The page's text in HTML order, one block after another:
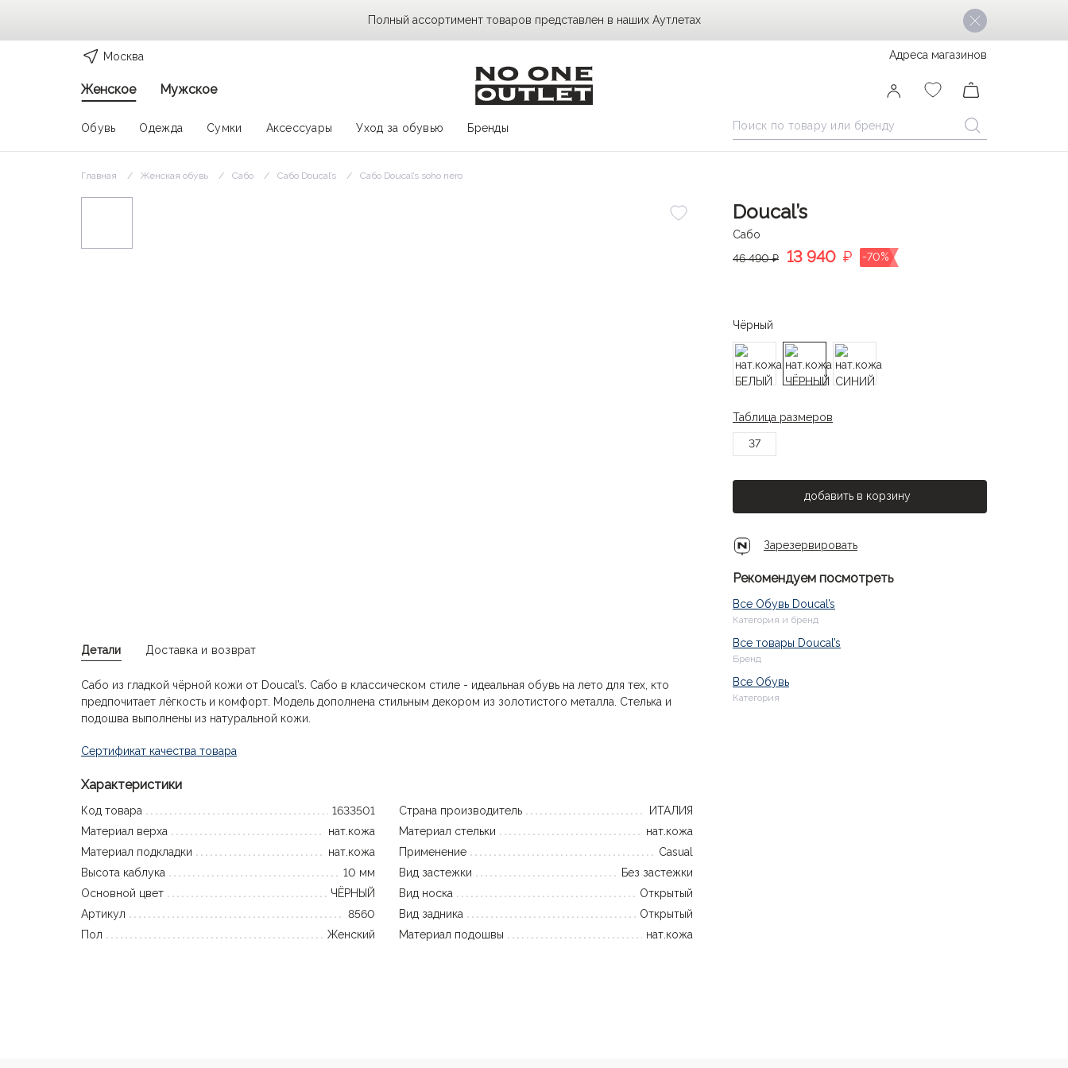
Главная Женская обувь Сабо Сабо Doucal’s Сабо Doucal’s soho nero
Doucal’s
Сабо
46 490 ₽
13 940 ₽ -70%
Чёрный
Таблица размеров
37
добавить в корзину
Зарезервировать
Рекомендуем посмотреть
Все Обувь Doucal’s
Категория и бренд
Все товары Doucal’s
Бренд
Все Обувь
Категория
Детали Доставка и возврат
Сабо из гладкой чёрной кожи от Doucal’s. Сабо в классическом стиле - идеальная обувь на лето для тех, кто
предпочитает лёгкость и комфорт. Модель дополнена стильным декором из золотистого металла. Стелька и
подошва выполнены из натуральной кожи.
Сертификат качества товара
Характеристики
Код товара
1633501
Материал верха
нат.кожа
Материал подкладки
нат.кожа
Высота каблука
10 мм
Основной цвет
ЧЁРНЫЙ
Артикул
8560
Пол
Женский
Страна производитель
ИТАЛИЯ
Материал стельки
нат.кожа
Применение
Casual
Вид застежки
Без застежки
Вид носка
Открытый
Вид задника
Открытый
Материал подошвы
нат.кожа
Полный ассортимент товаров представлен в наших Аутлетах
Москва Адреса магазинов
Женское Мужское
Обувь Одежда Сумки Аксессуары Уход за обувью Бренды